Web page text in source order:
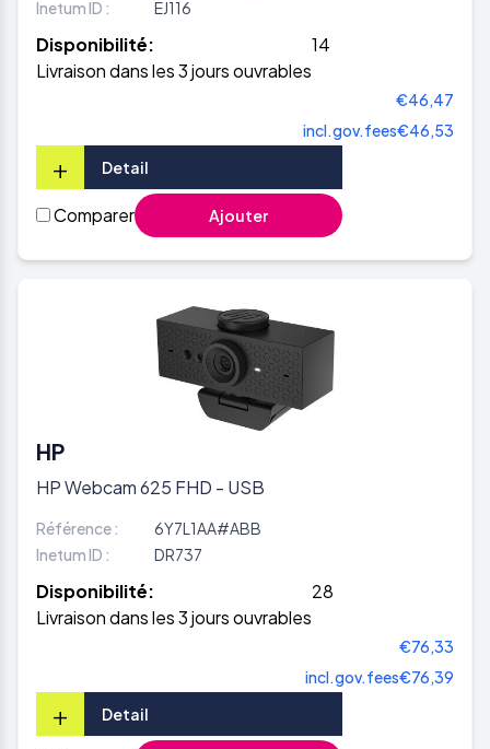
Inetum ID :
EJ116
Disponibilité:
14
Livraison dans les 3 jours ouvrables
€46,47
incl.gov.fees€46,53
+ Detail
Comparer Ajouter
HP
HP Webcam 625 FHD - USB
Référence :
6Y7L1AA#ABB
Inetum ID :
DR737
Disponibilité:
28
Livraison dans les 3 jours ouvrables
€76,33
incl.gov.fees€76,39
+ Detail